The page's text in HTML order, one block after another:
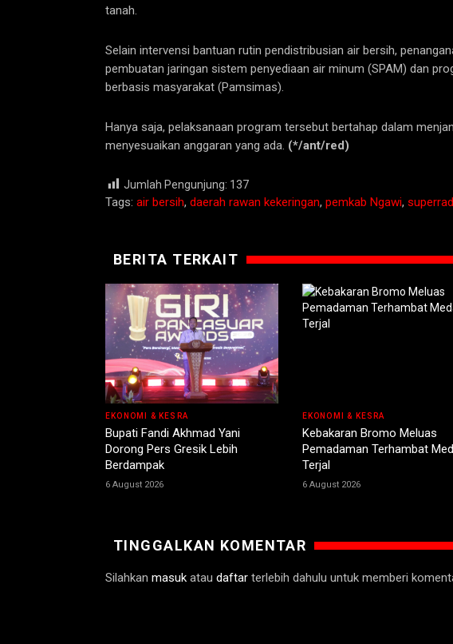
tanah.
Selain intervensi bantuan rutin pendistribusian air bersih,
pembuatan jaringan sistem penyediaan air minum (SPAM) dan
berbasis masyarakat (Pamsimas).
Hanya saja, pelaksanaan program tersebut bertahap dalam
menyesuaikan anggaran yang ada. (*/ant/red)
Jumlah Pengunjung: 137
Tags: air bersih, daerah rawan kekeringan, pemkab Ngawi,
BERITA TERKAIT
EKONOMI & KESRA
Bupati Fandi Akhmad Yani
Dorong Pers Gresik Lebih
Berdampak
6 August 2026
EKONOMI & KESRA
Kebakaran Bromo Meluas
Pemadaman Terhambat
Terjal
6 August 2026
TINGGALKAN KOMENTAR
Silahkan masuk atau daftar terlebih dahulu untuk memberi